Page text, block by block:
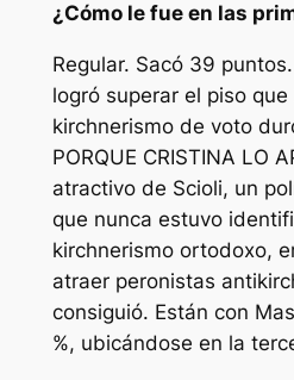
¿Cómo le fue en las
Regular. Sacó 39
logró superar el piso
kirchnerismo de voto
PORQUE CRISTINA LO
atractivo de Scioli, un
que nunca estuvo
kirchnerismo ortodoxo,
atraer peronistas
consiguió. Están con
%, ubicándose en la